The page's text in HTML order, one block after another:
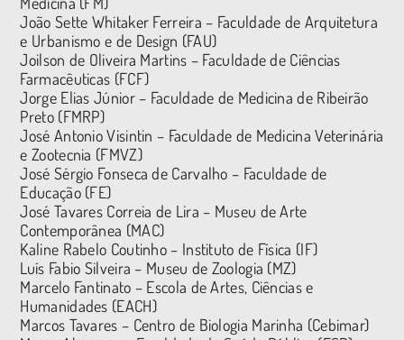
João Sette Whitaker Ferreira – Faculdade de Arquitetura
e Urbanismo e de Design (FAU)
Joilson de Oliveira Martins – Faculdade de Ciências
Farmacêuticas (FCF)
Jorge Elias Júnior – Faculdade de Medicina de Ribeirão
Preto (FMRP)
José Antonio Visintin – Faculdade de Medicina Veterinária
e Zootecnia (FMVZ)
José Sérgio Fonseca de Carvalho – Faculdade de
Educação (FE)
José Tavares Correia de Lira – Museu de Arte
Contemporânea (MAC)
Kaline Rabelo Coutinho – Instituto de Física (IF)
Luís Fabio Silveira – Museu de Zoologia (MZ)
Marcelo Fantinato – Escola de Artes, Ciências e
Humanidades (EACH)
Marcos Tavares – Centro de Biologia Marinha (Cebimar)